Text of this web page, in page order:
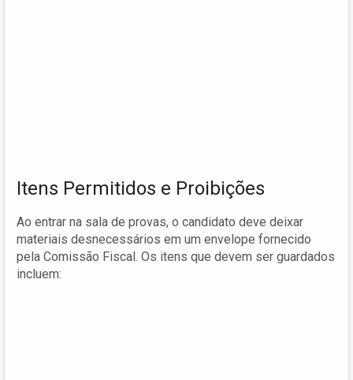
Itens Permitidos e Proibições
Ao entrar na sala de provas, o candidato deve deixar
materiais desnecessários em um envelope fornecido
pela Comissão Fiscal. Os itens que devem ser guardados
incluem: